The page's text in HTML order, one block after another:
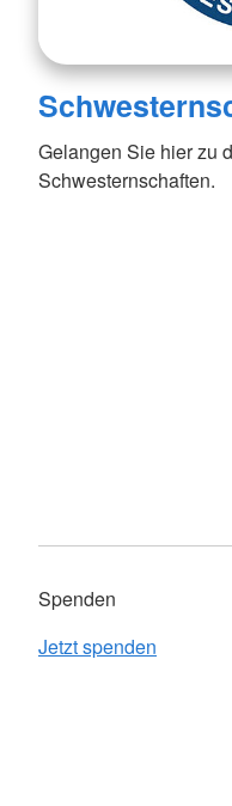
Gelangen Sie hier zu
Schwesternschaften.
Spenden
Jetzt spenden